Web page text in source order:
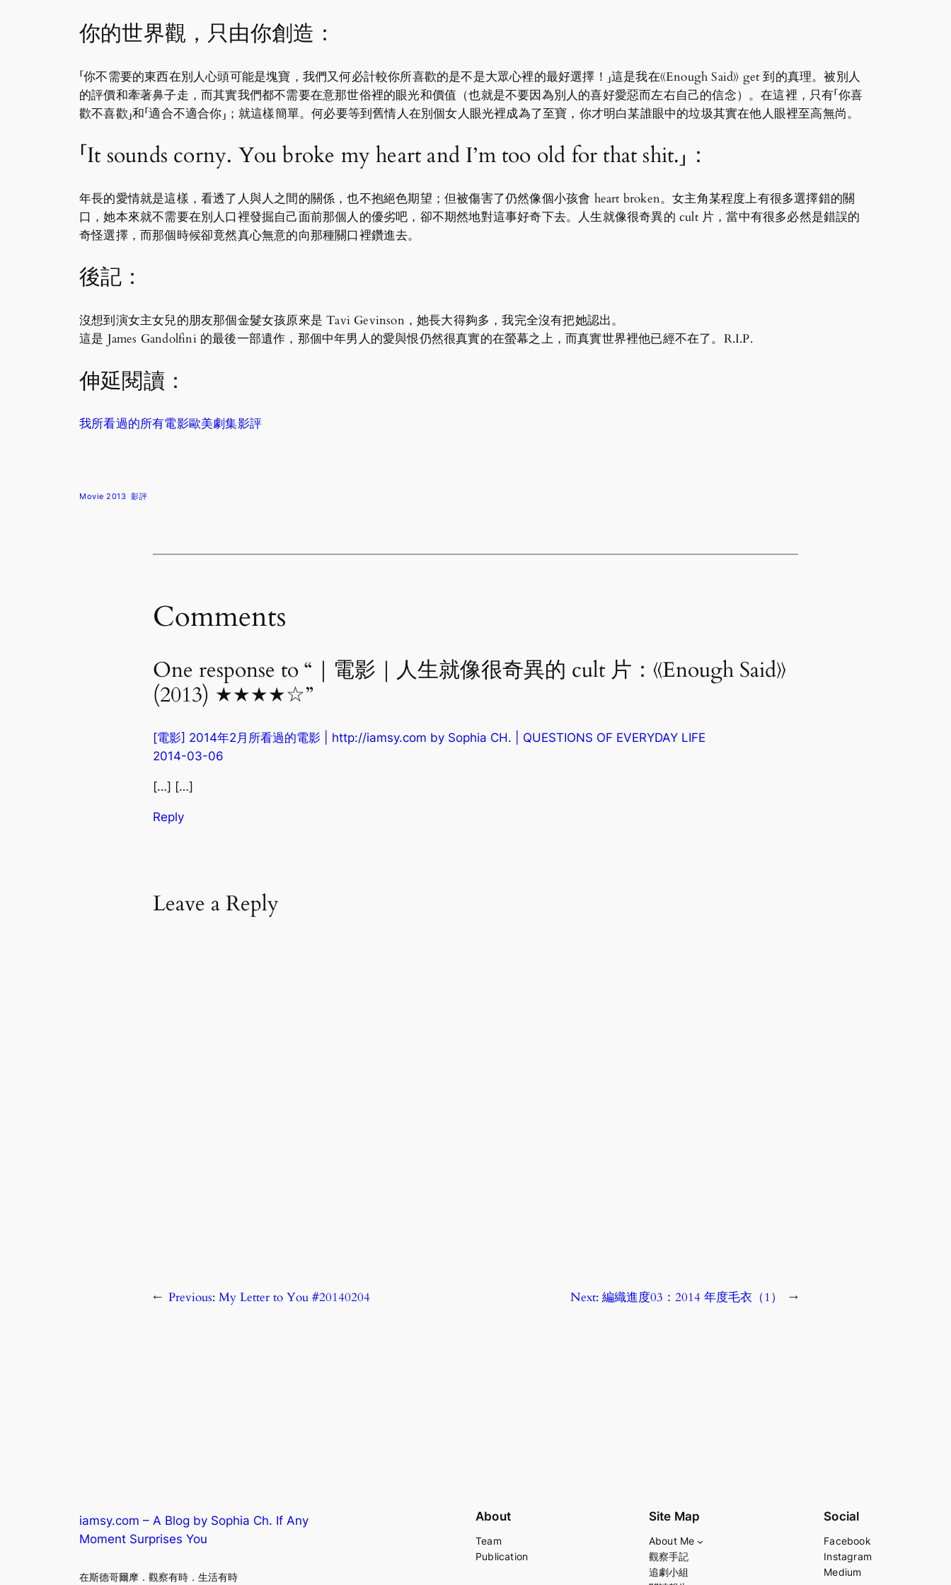
你的世界觀，只由你創造：
「你不需要的東西在別人心頭可能是塊寶，我們又何必計較你所喜歡的是不是大眾心裡的最好選擇！」這是我在《Enough Said》 get 到的真理。被別人
的評價和牽著鼻子走，而其實我們都不需要在意那世俗裡的眼光和價值（也就是不要因為別人的喜好愛惡而左右自己的信念）。在這裡，只有「你喜
歡不喜歡」和「適合不適合你」；就這樣簡單。何必要等到舊情人在別個女人眼光裡成為了至寶，你才明白某誰眼中的垃圾其實在他人眼裡至高無尚。
「It sounds corny. You broke my heart and I’m too old for that shit.」：
年長的愛情就是這樣，看透了人與人之間的關係，也不抱絕色期望；但被傷害了仍然像個小孩會 heart broken。女主角某程度上有很多選擇錯的關
口，她本來就不需要在別人口裡發掘自己面前那個人的優劣吧，卻不期然地對這事好奇下去。人生就像很奇異的 cult 片，當中有很多必然是錯誤的
奇怪選擇，而那個時候卻竟然真心無意的向那種關口裡鑽進去。
後記：
沒想到演女主女兒的朋友那個金髮女孩原來是 Tavi Gevinson，她長大得夠多，我完全沒有把她認出。
這是 James Gandolfini 的最後一部遺作，那個中年男人的愛與恨仍然很真實的在螢幕之上，而真實世界裡他已經不在了。R.I.P.
伸延閱讀：
我所看過的所有電影歐美劇集影評
Movie 2013 影評
Comments
One response to “｜電影｜人生就像很奇異的 cult 片：《Enough Said》
(2013) ★★★★☆”
[電影] 2014年2月所看過的電影 | http://iamsy.com by Sophia CH. | QUESTIONS OF EVERYDAY LIFE
2014-03-06
[…] […]
Reply
Leave a Reply
← Previous: My Letter to You #20140204 Next: 編織進度03：2014 年度毛衣（1） →
iamsy.com – A Blog by Sophia Ch. If Any
Moment Surprises You
在斯德哥爾摩．觀察有時．生活有時
About
Team
Publication
Site Map
About Me
觀察手記
追劇小組
Social
Facebook
Instagram
Medium